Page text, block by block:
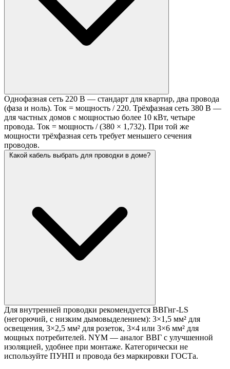
Однофазная сеть 220 В — стандарт для квартир, два провода
(фаза и ноль). Ток = мощность / 220. Трёхфазная сеть 380 В —
для частных домов с мощностью более 10 кВт, четыре
провода. Ток = мощность / (380 × 1,732). При той же
мощности трёхфазная сеть требует меньшего сечения
проводов.
Какой кабель выбрать для проводки в доме?
Для внутренней проводки рекомендуется ВВГнг-LS
(негорючий, с низким дымовыделением): 3×1,5 мм² для
освещения, 3×2,5 мм² для розеток, 3×4 или 3×6 мм² для
мощных потребителей. NYM — аналог ВВГ с улучшенной
изоляцией, удобнее при монтаже. Категорически не
используйте ПУНП и провода без маркировки ГОСТа.